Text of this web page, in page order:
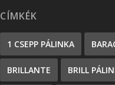
CÍMKÉK
1 CSEPP PÁLINKA
BRILLANTE BRILL